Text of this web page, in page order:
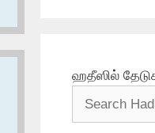
ஹதீஸில்